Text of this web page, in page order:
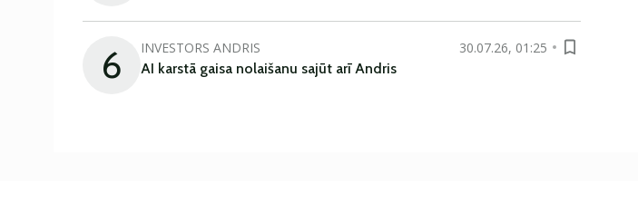
6 INVESTORS ANDRIS
30.07.26, 01:25
AI karstā gaisa nolaišanu sajūt arī Andris